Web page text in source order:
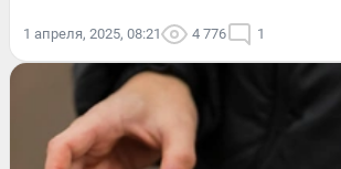
1 апреля, 2025, 08:21 4 776 1